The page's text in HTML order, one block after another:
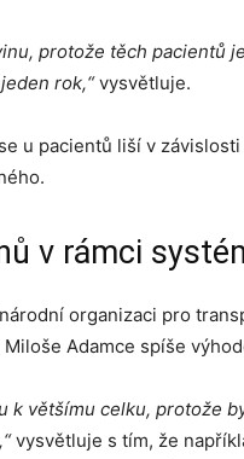
protože těch pacientů
rok,“vysvětluje.
u pacientů liší v
v rámci
organizaci pro
Adamce spíše
k většímu celku, protože
vysvětluje s tím, že